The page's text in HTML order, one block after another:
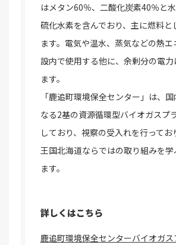
はメタン60％、二酸化炭素40％と
硫化水素を含んでおり、主に燃料と
ます。電気や温水、蒸気などの熱
設内で使用する他に、余剰分の電
ます。
「鹿追町環境保全センター」は、
なる2基の資源循環型バイオガスプ
しており、視察の受入れを行ってお
王国北海道ならではの取り組みを学
ます。
詳しくはこちら
鹿追町環境保全センターバイオガ